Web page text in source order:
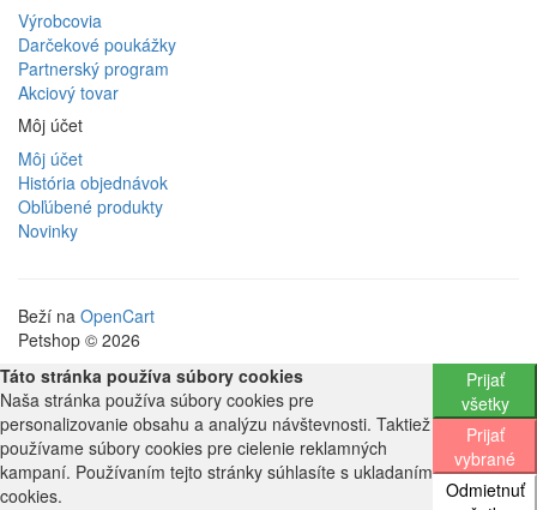
Výrobcovia
Darčekové poukážky
Partnerský program
Akciový tovar
Môj účet
Môj účet
História objednávok
Obľúbené produkty
Novinky
Beží na OpenCart
Petshop © 2026
Táto stránka používa súbory cookies
Naša stránka používa súbory cookies pre
personalizovanie obsahu a analýzu návštevnosti. Taktiež
používame súbory cookies pre cielenie reklamných
kampaní. Používaním tejto stránky súhlasíte s ukladaním
cookies.
Prijať
všetky
Prijať
vybrané
Odmietnuť